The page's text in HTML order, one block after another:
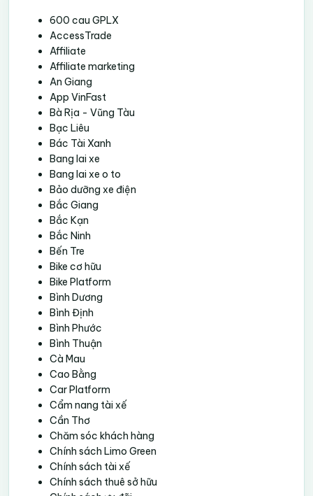
600 cau GPLX
AccessTrade
Affiliate
Affiliate marketing
An Giang
App VinFast
Bà Rịa - Vũng Tàu
Bạc Liêu
Bác Tài Xanh
Bang lai xe
Bang lai xe o to
Bảo dưỡng xe điện
Bắc Giang
Bắc Kạn
Bắc Ninh
Bến Tre
Bike cơ hữu
Bike Platform
Bình Dương
Bình Định
Bình Phước
Bình Thuận
Cà Mau
Cao Bằng
Car Platform
Cẩm nang tài xế
Cần Thơ
Chăm sóc khách hàng
Chính sách Limo Green
Chính sách tài xế
Chính sách thuê sở hữu